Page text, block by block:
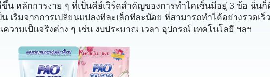
หลักการง่าย ๆ ที่เป็นคีย์เวิร์ดสำคัญของการทำไคเซ็นมีอยู่ 3 ข้อ นั่นก็
เริ่มจากการเปลี่ยนแปลงทีละเล็กทีละน้อย ที่สามารถทำได้อย่างรวดเร็
ามเป็นจริงต่าง ๆ เช่น งบประมาณ เวลา อุปกรณ์ เทคโนโลยี ฯลฯ